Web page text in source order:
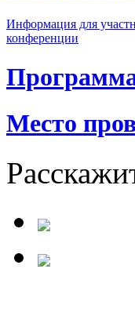
Информация для
конференции
Место